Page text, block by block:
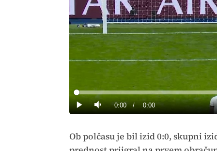
PredvajajTiho Current
0:00 / Duration
0:00
Loaded:
0%
Ob polčasu je bil izid 0:0, skupni